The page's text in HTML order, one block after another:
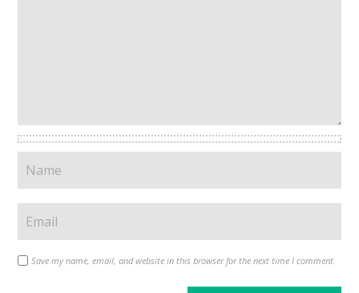
Save my name, email, and website in this browser for the next time I comment.